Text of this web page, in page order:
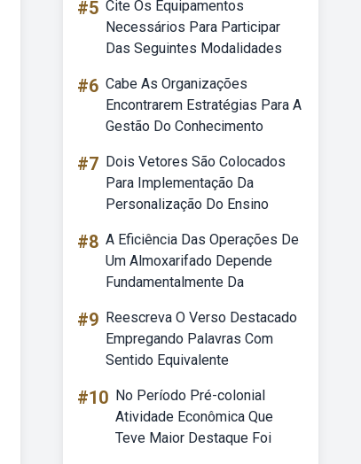
#5 Cite Os Equipamentos
Necessários Para Participar
Das Seguintes Modalidades
#6 Cabe As Organizações
Encontrarem Estratégias Para A
Gestão Do Conhecimento
#7 Dois Vetores São Colocados
Para Implementação Da
Personalização Do Ensino
#8 A Eficiência Das Operações De
Um Almoxarifado Depende
Fundamentalmente Da
#9 Reescreva O Verso Destacado
Empregando Palavras Com
Sentido Equivalente
#10 No Período Pré-colonial
Atividade Econômica Que
Teve Maior Destaque Foi